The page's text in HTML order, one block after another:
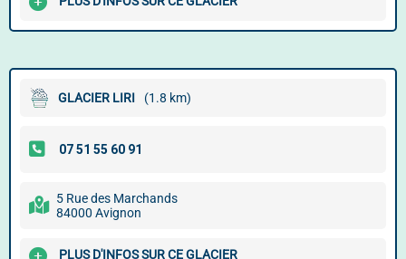
GLACIER LIRI (1.8 km)
5 Rue des Marchands
84000 Avignon
PLUS D'INFOS SUR CE GLACIER